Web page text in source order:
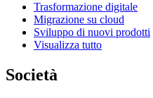
Trasformazione digitale
Migrazione su cloud
Sviluppo di nuovi prodotti
Visualizza tutto
Società